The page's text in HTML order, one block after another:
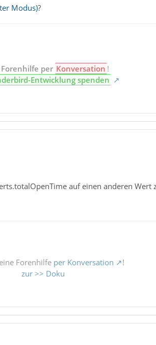
Modus)?
per Konversation !
Entwicklung spenden
auf einen anderen Wert
Forenhilfe per Konversation
!
zur >> Doku